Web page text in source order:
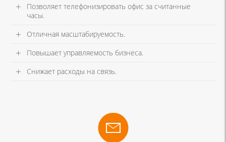
Позволяет телефонизировать офис за считанные
часы.
Отличная масштабируемость.
Повышает управляемость бизнеса.
Снижает расходы на связь.